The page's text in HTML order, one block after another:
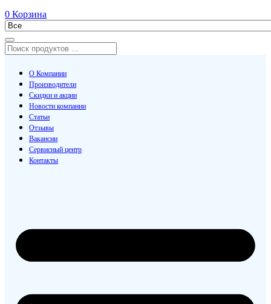
0 Корзина
О Компании
Производители
Скидки и акции
Новости компании
Статьи
Отзывы
Вакансии
Сервисный центр
Контакты